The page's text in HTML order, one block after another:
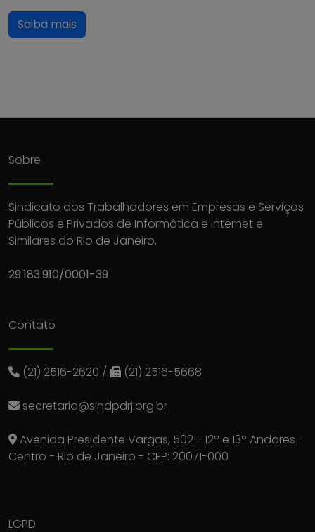
Saiba mais
Sobre
Sindicato dos Trabalhadores em Empresas e Serviços
Públicos e Privados de Informática e Internet e
Similares do Rio de Janeiro.
29.183.910/0001-39
Contato
(21) 2516-2620 / (21) 2516-5668
secretaria@sindpdrj.org.br
Avenida Presidente Vargas, 502 - 12º e 13º Andares -
Centro - Rio de Janeiro - CEP: 20071-000
LGPD